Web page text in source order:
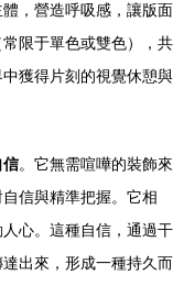
，營造呼吸感，讓版面
限于單色或雙色），共
獲得片刻的視覺休憩與
信。它無需喧嘩的裝飾來
信與精準把握。它相
心。這種自信，通過干
出來，形成一種持久而